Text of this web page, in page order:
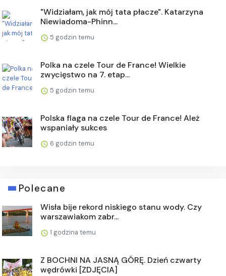
"Widziałam, jak mój tata płacze". Katarzyna
Niewiadoma-Phinn...
5 godzin temu
Polka na czele Tour de France! Wielkie
zwycięstwo na 7. etap...
5 godzin temu
Polska flaga na czele Tour de France! Ależ
wspaniały sukces
6 godzin temu
Polecane
Wisła bije rekord niskiego stanu wody. Czy
warszawiakom zabr...
1 godzina temu
Z BOCHNI NA JASNĄ GÓRĘ. Dzień czwarty
wędrówki [ZDJĘCIA]